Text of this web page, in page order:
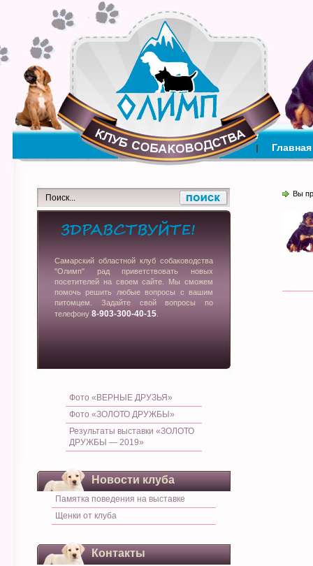
Главная
Самарский областной клуб собаководства
"Олимп" рад приветствовать новых
посетителей на своем сайте. Мы сможем
помочь решить любые вопросы с вашим
питомцем. Задайте свой вопросы по
телефону 8-903-300-40-15
Фото «ВЕРНЫЕ ДРУЗЬЯ»
Фото «ЗОЛОТО ДРУЖБЫ»
Результаты выставки «ЗОЛОТО
ДРУЖБЫ — 2019»
Новости клуба
Памятка поведения на выставке
Щенки от клуба
Контакты
Вы